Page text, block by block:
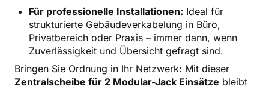
Für professionelle Installationen: Ideal für
strukturierte Gebäudeverkabelung in Büro,
Privatbereich oder Praxis – immer dann, wenn
Zuverlässigkeit und Übersicht gefragt sind.
Bringen Sie Ordnung in Ihr Netzwerk: Mit dieser
Zentralscheibe für 2 Modular-Jack Einsätze bleibt